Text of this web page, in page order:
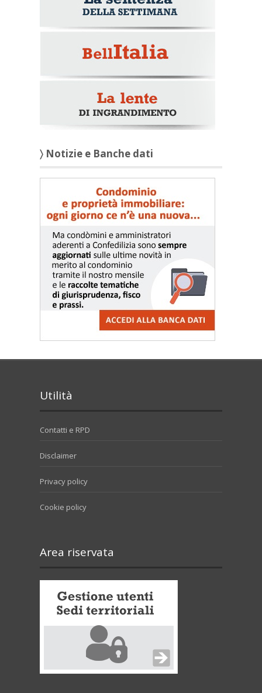
〉 Notizie e Banche dati
Utilità
Contatti e RPD
Disclaimer
Privacy policy
Cookie policy
Area riservata